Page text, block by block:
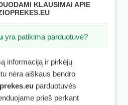
KLAUSIMAI APIE
yra patikima parduotuvė?
informaciją ir pirkėjų
nėra aiškaus bendro
parduotuvės
prieš perkant